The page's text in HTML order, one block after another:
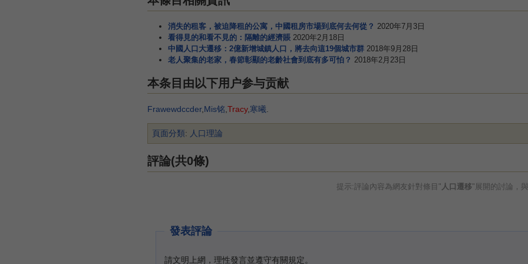
消失的租客，被迫降租的公寓，中國租房市場到底何去何從？ 2020年7月3日
看得見的和看不見的：隔離的經濟賬 2020年2月18日
中國人口大遷移：2億新增城鎮人口，將去向這19個城市群 2018年9月28日
老人聚集的老家，春節彰顯的老齡社會到底有多可怕？ 2018年2月23日
本条目由以下用户参与贡献
Frawewdccder, Mis铭 Tracy, 寒曦
頁面分類: 人口理論
評論(共0條)
提示:評論內容為網友針對條目" 人口遷移"展開的討論，
發表評論
請文明上網，理性發言並遵守有關規定。